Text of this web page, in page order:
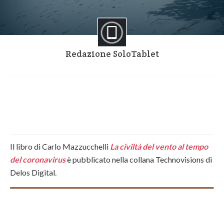
Redazione SoloTablet
Il libro di Carlo Mazzucchelli La civiltà del vento al tempo
del coronavirusè pubblicato nella collana Technovisions di
Delos Digital.